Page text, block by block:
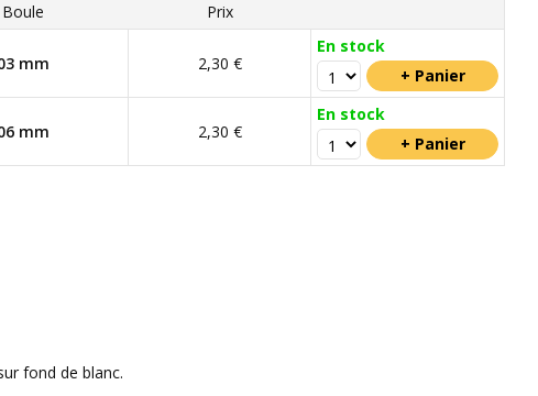
Boule Prix
mm 2,30 €
En stock
mm 2,30 €
En stock
fond de blanc.